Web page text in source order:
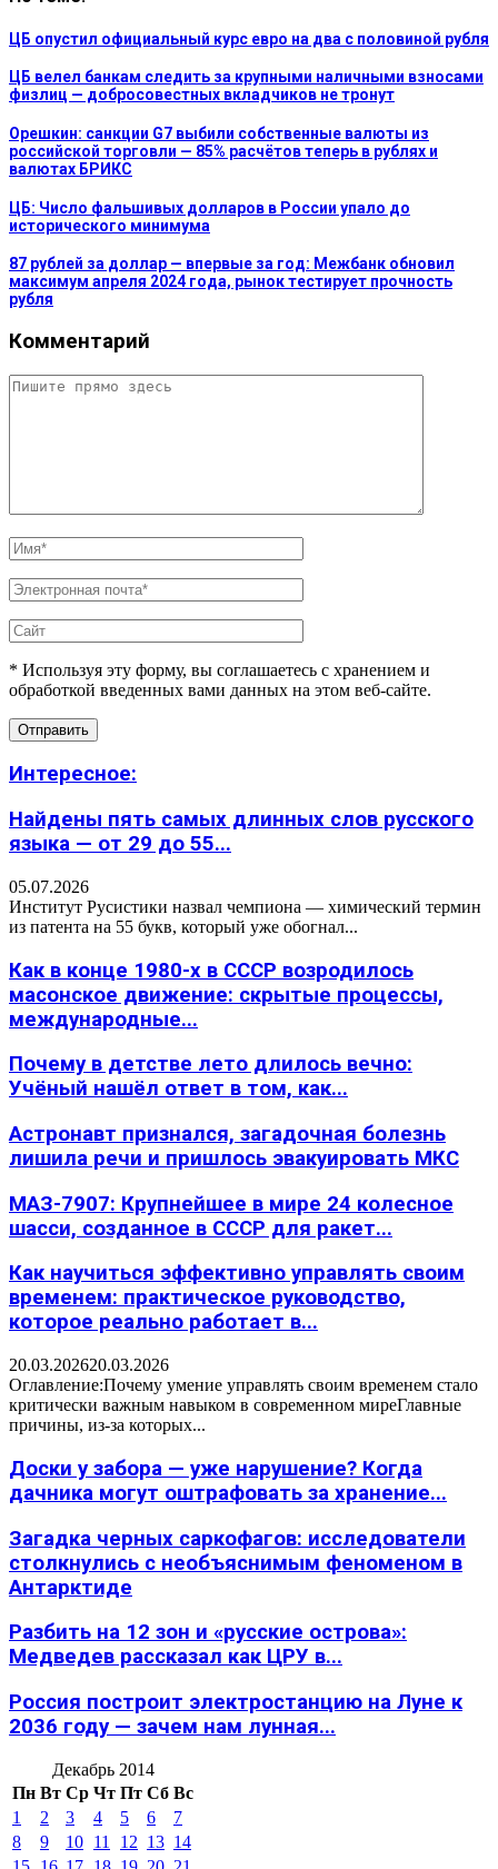
ЦБ опустил официальный курс евро на два с половиной рубля
ЦБ велел банкам следить за крупными наличными взносами
физлиц — добросовестных вкладчиков не тронут
Орешкин: санкции G7 выбили собственные валюты из
российской торговли — 85% расчётов теперь в рублях и
валютах БРИКС
ЦБ: Число фальшивых долларов в России упало до
исторического минимума
87 рублей за доллар — впервые за год: Межбанк обновил
максимум апреля 2024 года, рынок тестирует прочность
рубля
Комментарий
* Используя эту форму, вы соглашаетесь с хранением и
обработкой введенных вами данных на этом веб-сайте.
Интересное:
Найдены пять самых длинных слов русского
языка — от 29 до 55...
05.07.2026
Институт Русистики назвал чемпиона — химический термин
из патента на 55 букв, который уже обогнал...
Как в конце 1980-х в СССР возродилось
масонское движение: скрытые процессы,
международные...
Почему в детстве лето длилось вечно:
Учёный нашёл ответ в том, как...
Астронавт признался, загадочная болезнь
лишила речи и пришлось эвакуировать МКС
МАЗ-7907: Крупнейшее в мире 24 колесное
шасси, созданное в СССР для ракет...
Как научиться эффективно управлять своим
временем: практическое руководство,
которое реально работает в...
20.03.202620.03.2026
Оглавление:Почему умение управлять своим временем стало
критически важным навыком в современном миреГлавные
причины, из-за которых...
Доски у забора — уже нарушение? Когда
дачника могут оштрафовать за хранение...
Загадка черных саркофагов: исследователи
столкнулись с необъяснимым феноменом в
Антарктиде
Разбить на 12 зон и «русские острова»:
Медведев рассказал как ЦРУ в...
Россия построит электростанцию на Луне к
2036 году — зачем нам лунная...
Декабрь 2014
Пн Вт Ср Чт Пт Сб Вс
1
2 3 4 5 6
7
8
9 10 11 12 13 14